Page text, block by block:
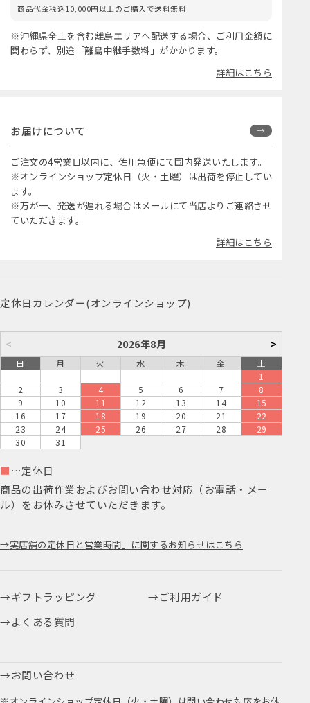
商品代金税込10,000円以上のご購入で送料無料
※沖縄県全土を含む離島エリアへ配送する場合、ご利用金額に
関わらず、別途「離島中継手数料」がかかります。
詳細はこちら
お届けについて
ご注文の4営業日以内に、佐川急便にて国内発送いたします。
※オンラインショップ定休日（火・土曜）は出荷を停止してい
ます。
※万が一、発送が遅れる場合はメールにて当店よりご連絡させ
ていただきます。
詳細はこちら
定休日カレンダー(オンラインショップ)
< 2026年8月 >
日 月 火 水 木 金
土
1
2
3 4 5 6 7
8
9
10 11 12 13 14
15
16
17 18 19 20 21
22
23
24 25 26 27 28
29
30
31
■ …定休日
商品の出荷作業およびお問い合わせ対応（お電話・メー
ル）をお休みさせていただきます。
実店舗の定休日と営業時間」に関するお知らせはこちら
ギフトラッピング
ご利用ガイド
よくある質問
お問い合わせ